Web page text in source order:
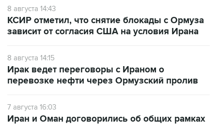
8 августа 14:43
КСИР отметил, что снятие блокады с Ормуза
зависит от согласия США на условия Ирана
8 августа 14:15
Ирак ведет переговоры с Ираном о
перевозке нефти через Ормузский пролив
7 августа 16:03
Иран и Оман договорились об общих рамках